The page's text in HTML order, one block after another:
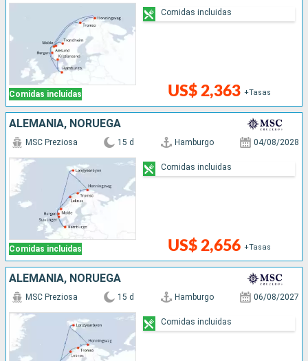
Comidas incluidas US$ 2,363 +Tasas
Comidas incluidas
ALEMANIA, NORUEGA
Comidas incluidas
MSC Preziosa 15 d Hamburgo 04/08/2028
US$ 2,656 +Tasas
Comidas incluidas
ALEMANIA, NORUEGA
MSC Preziosa 15 d Hamburgo 06/08/2027
Comidas incluidas